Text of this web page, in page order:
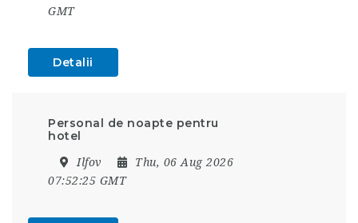
GMT
Detalii
Personal de noapte pentru
hotel
Ilfov
Thu, 06 Aug 2026
07:52:25 GMT